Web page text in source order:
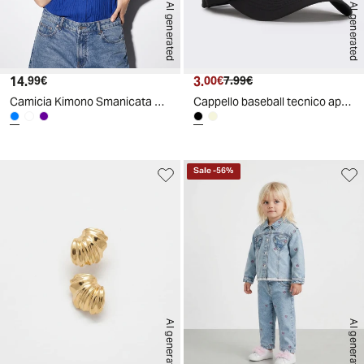
AI generated
Prezzo attuale
14.99€
Camicia Kimono Smanicata con Pieghine - Azzurro
AI generated
Prezzo attuale
3.00€ Prezzo originale
7.99€
Cappello baseball tecnico aperto dietro - Nero
AI generated AI generated
Sale-56%